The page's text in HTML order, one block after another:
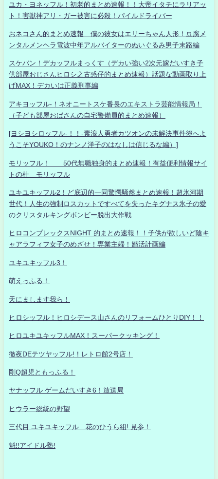
ユカ・ヨネッフル！初老的まとめ速報！！大帝イタチにラリアッ
ト！害獣神アリ・ガー被害に必殺！パイルドライバー
おネコさん的まとめ速報 僕の彼女はエリーちゃん人形！豆腐メ
ンタルメンヘラ電波中年アルバイターのぬいぐるみ男子末路編
スケバン！デカッフルまっくす（デカい強い2次元嫁だいすき子
供部屋おじさんヒロシ之古惑仔的まとめ速報）話題な動画取り上
げMAX！デカいは正義刑事編
アキヨッフル-！ネオニートスケ番長のエキストラ芸能情報局！
（子ども部屋おばさんの自宅警備員的まとめ速報）
[ヨシヨシロッフル-！！-素浪人勇者カツオンの未解決事件簿へよ
うこそYOUKO！のナンノ洋子のはなしは信じるな編）]
モリッフル！ 50代無職独身的まとめ速報！有益便利情報サイ
トの杜 モリッフル
ユキユキッフル2！ど底辺的一同驚愕騒然まとめ速報！超氷河期
世代！人生の強制ロスカットですべてを失ったキグナス氷子の愛
のクリスタルキングボンビー脱出大作戦
ヒロコンプレックスNIGHT 的まとめ速報！！子供が欲しいど陰キ
ャアラフィフ女子のめざせ！専業主婦！婚活計画編
ユキユキッフル3！
萌えっふる！
天にまします我ら！
ヒロシッフル！ヒロシデース山さんのリフォームひとりDIY！！
ヒロユキユキッフルMAX！スーパークッキング！
徹夜DEテツヤッフル!！レトロ館2号店！
剛Q超児ともっふる！
ヤナッフル ゲームだいすき6！放送局
ヒウラー総統の野望
三代目 ユキユキッフル 花のひうら組! 見参！
魁!!アイドル塾!